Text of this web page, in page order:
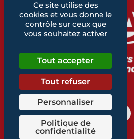
Ce site utilise des
cookies et vous donne le
contrôle sur ceux que
vous souhaitez activer
Tout accepter
Tout refuser
Personnaliser
Politique de
confidentialité